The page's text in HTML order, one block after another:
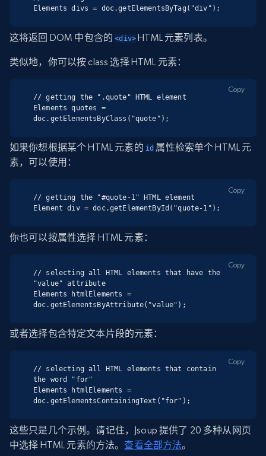
Elements divs = doc.getElementsByTag("div");
这将返回 DOM 中包含的<div> HTML 元素列表。
类似地，你可以按 class 选择 HTML 元素：
// getting the ".quote" HTML element
Elements quotes =
doc.getElementsByClass("quote");
Copy
如果你想根据某个 HTML 元素的 id 属性检索单个 HTML 元
素，可以使用：
// getting the "#quote-1" HTML element
Element div = doc.getElementById("quote-1");
Copy
你也可以按属性选择 HTML 元素：
// selecting all HTML elements that have the
"value" attribute
Elements htmlElements =
doc.getElementsByAttribute("value");
Copy
或者选择包含特定文本片段的元素：
// selecting all HTML elements that contain
the word "for"
Elements htmlElements =
doc.getElementsContainingText("for");
Copy
这些只是几个示例。请记住，Jsoup 提供了 20 多种从网页
中选择 HTML 元素的方法。查看全部方法。